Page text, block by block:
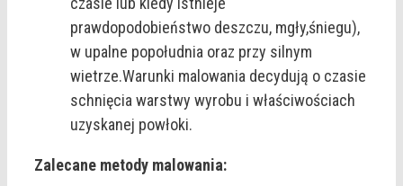
prawdopodobieństwo deszczu, mgły,śniegu),
w upalne popołudnia oraz przy silnym
wietrze.Warunki malowania decydują o czasie
schnięcia warstwy wyrobu i właściwościach
uzyskanej powłoki.
Zalecane metody malowania: